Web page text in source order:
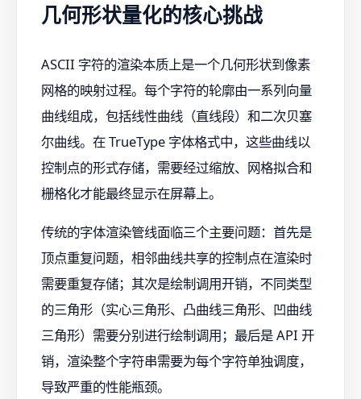
几何形状量化的核心挑战
ASCII 字符的渲染本质上是一个几何形状到像素
网格的映射过程。每个字符的轮廓由一系列向量
曲线组成，包括线性曲线（直线段）和二次贝塞
尔曲线。在 TrueType 字体格式中，这些曲线以
控制点的形式存储，需要经过缩放、网格拟合和
栅格化才能最终显示在屏幕上。
传统的字体渲染管线面临三个主要问题：首先是
顶点重复问题，相邻曲线共享的控制点在渲染时
需要重复存储；其次是绘制调用开销，不同类型
的三角形（实心三角形、凸曲线三角形、凹曲线
三角形）需要分别进行绘制调用；最后是 API 开
销，渲染整个字符串需要为每个字符单独调度，
导致严重的性能瓶颈。